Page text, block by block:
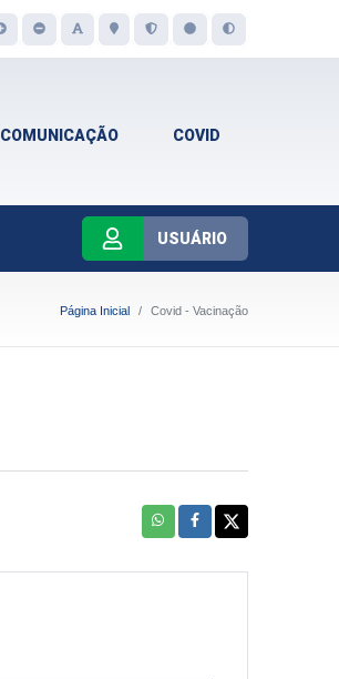
COMUNICAÇÃO COVID
USUÁRIO
Página Inicial Covid - Vacinação